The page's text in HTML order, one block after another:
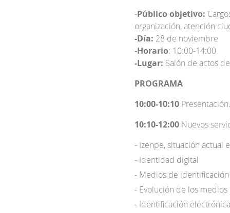
-Público objetivo:
organización, atención
-Día: 28 de noviembre
-Horario: 10:00-14:00
-Lugar: Salón de actos
PROGRAMA
10:00-10:10
10:10-12:00 Nuevos
Izenpe, situación actual
Identidad digital
Medios de
Evolución de los
Identificación